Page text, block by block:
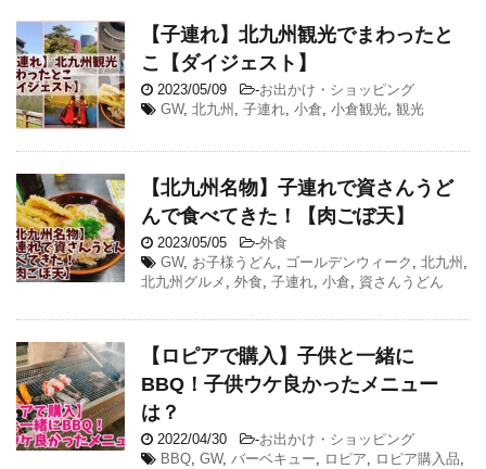
【子連れ】北九州観光でまわったと
こ【ダイジェスト】
2023/05/09 -お出かけ・ショッピング
GW, 北九州 , 子連れ, 小倉, 小倉観光, 観光
【北九州名物】子連れで資さんうど
んで食べてきた！【肉ごぼ天】
2023/05/05 -外食
GW, お子様うどん, ゴールデンウィーク , 北九州 ,
北九州グルメ , 外食, 子連れ, 小倉, 資さんうどん
【ロピアで購入】子供と一緒に
BBQ！子供ウケ良かったメニュー
は？
2022/04/30 -お出かけ・ショッピング
BBQ, GW, バーベキュー, ロピア, ロピア購入品,